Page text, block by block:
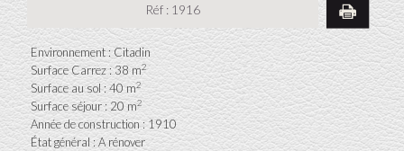
Réf : 1916
Environnement : Citadin
Surface Carrez : 38 m2
Surface au sol : 40 m2
Surface séjour : 20 m2
Année de construction : 1910
État général : A rénover